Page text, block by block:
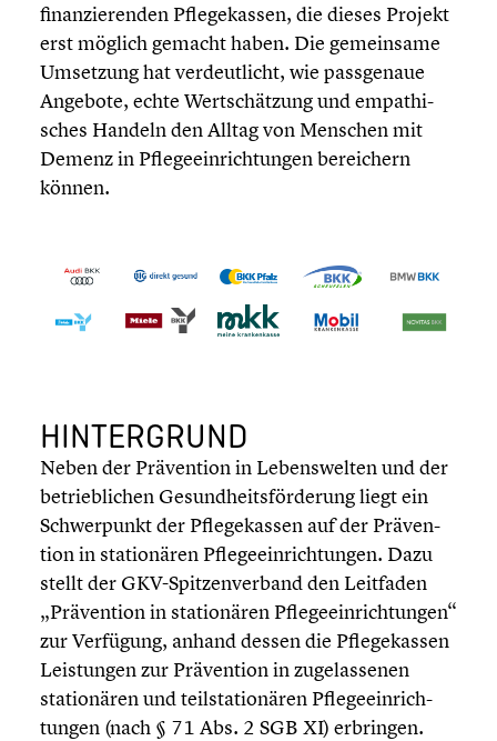
finan­zie­ren­den Pflege­kas­sen, die dieses Projekt
erst möglich gemacht haben. Die gemein­same
Umsetzung hat verdeut­licht, wie passge­naue
Angebote, echte Wertschät­zung und empathi­
sches Handeln den Alltag von Menschen mit
Demenz in Pflege­ein­rich­tun­gen berei­chern
können.
HINTER­GRUND
Neben der Präven­tion in Lebens­wel­ten und der
betrieb­li­chen Gesundheits­förderung liegt ein
Schwer­punkt der Pflege­kas­sen auf der Präven­
tion in statio­nä­ren Pflege­ein­rich­tun­gen. Dazu
stellt der GKV-Spitzenverband den Leitfaden
„Präven­tion in statio­nä­ren Pflege­ein­rich­tun­gen“
zur Verfügung, anhand dessen die Pflege­kas­sen
Leistun­gen zur Präven­tion in zugelas­se­nen
statio­nä­ren und teilsta­tio­nä­ren Pflege­ein­rich­
tun­gen (nach § 71 Abs. 2 SGB XI) erbringen.